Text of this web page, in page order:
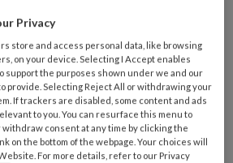
*
Privacy
store and access personal data, like browsing
on your device. Selecting I Accept enables
support the purposes shown under we and our
provide. Selecting Reject All or withdrawing your
If trackers are disabled, some content and ads
to you. You can resurface this menu to
consent at any time by clicking the
on the bottom of the webpage. Your choices will
For more details, refer to our Privacy